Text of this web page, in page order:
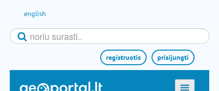
english
prisijungti
registruotis